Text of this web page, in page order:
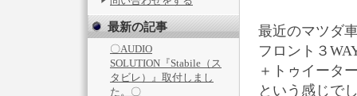
最新の記事
〇AUDIO
SOLUTION『Stabile（ス
タビレ）』取付しまし
た。〇
最近のマツダ
フロント３
＋トゥイータ
という感じで